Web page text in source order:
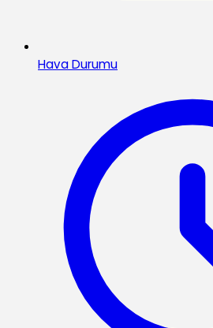
Hava Durumu